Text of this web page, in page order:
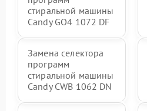
стиральной машины
Candy GO4 1072 DF
Замена селектора
программ
стиральной машины
Candy CWB 1062 DN